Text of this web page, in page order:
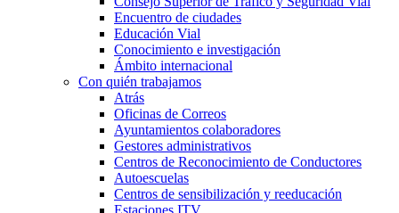
Encuentro de ciudades
Educación Vial
Conocimiento e investigación
Ámbito internacional
Con quién trabajamos
Atrás
Oficinas de Correos
Ayuntamientos colaboradores
Gestores administrativos
Centros de Reconocimiento de Conductores
Autoescuelas
Centros de sensibilización y reeducación